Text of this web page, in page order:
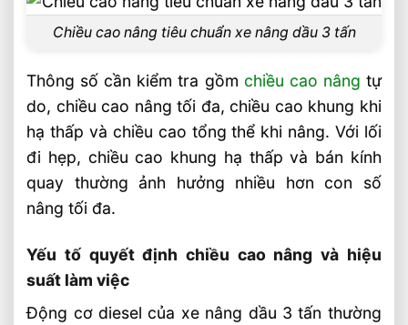
Trọng Lượng Thực Tế
Chọn Xe Nâng Điện Theo Ngành Phù
Chọn Xe Nâng Điện Phù Hợp Theo Từng
Loại Pallet Tối Ưu Nhất
Chọn Xe Nâng Điện Phù Hợp Theo Chiều
Cao Kệ Hàng Chuẩn Nhất
Xe Nâng Điện Reach Truck 1.8 Tấn Lựa
Chọn Tối Ưu Cho Logistics
Ưu Điểm Gì
Xe Nâng Điện Stacker Đứng Lái 1.5 Tấn
Nâng Cao 3–5m Có Đáng Đầu Tư?
Chiều cao nâng tiêu chuẩn xe nâng dầu 3 tấn
Thông số cần kiểm tra gồm chiều cao nâng tự
do, chiều cao nâng tối đa, chiều cao khung khi
hạ thấp và chiều cao tổng thể khi nâng. Với lối
đi hẹp, chiều cao khung hạ thấp và bán kính
quay thường ảnh hưởng nhiều hơn con số
nâng tối đa.
Yếu tố quyết định chiều cao nâng và hiệu
suất làm việc
Động cơ diesel của xe nâng dầu 3 tấn thường